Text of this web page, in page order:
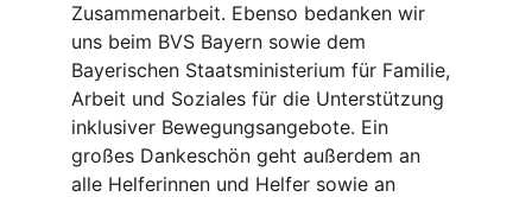
Zusammenarbeit. Ebenso bedanken wir
uns beim BVS Bayern sowie dem
Bayerischen Staatsministerium für Familie,
Arbeit und Soziales für die Unterstützung
inklusiver Bewegungsangebote. Ein
großes Dankeschön geht außerdem an
alle Helferinnen und Helfer sowie an